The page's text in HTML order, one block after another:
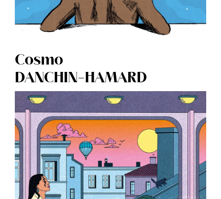
Cosmo
DANCHIN-HAMARD